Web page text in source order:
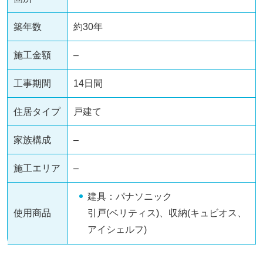
築年数 約30年
施工金額 –
工事期間 14日間
住居タイプ 戸建て
家族構成 –
施工エリア –
使用商品
建具：パナソニック
引戸(ベリティス)、収納(キュビオス、
アイシェルフ)